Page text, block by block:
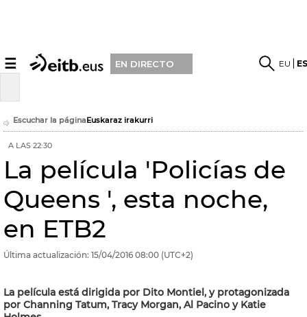
☰ EN DIRECTO EU
Escuchar la páginaEuskaraz irakurri
A LAS 22:30
La película 'Policías de
Queens ', esta noche,
en ETB2
Última actualización: 15/04/2016 08:00 (UTC+2)
La película está dirigida por Dito Montiel, y protagonizada
por Channing Tatum, Tracy Morgan, Al Pacino y Katie